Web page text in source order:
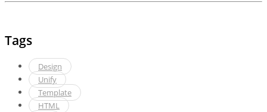
Tags
Design
Unify
Template
HTML